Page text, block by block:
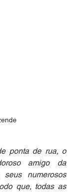
ponta de rua, o
amigo da
numerosos
que, todas as